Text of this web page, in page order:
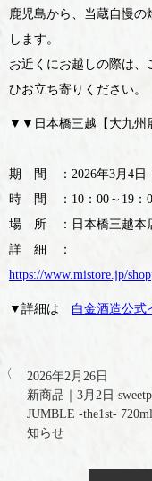
鹿児島から、当蔵自慢
します。
お近くにお越しの際は
ひお立ち寄りください。
▼▼日本橋三越【大九
期 間 ：2026年3月4日
時 間 ：10：00～19：
場 所 ：日本橋三越本
詳 細 ：
https://www.mistore.jp/
▼詳細は 白金酒造公式
2026年2月26日
新商品｜3月2日
JUMBLE -the1st-
知らせ